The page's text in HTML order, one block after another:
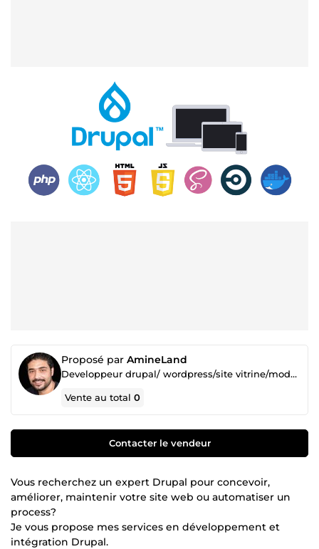
Proposé par AmineLand
Developpeur drupal/ wordpress/site vitrine/module personnalisé
Vente au total0
Contacter le vendeur
Vous recherchez un expert Drupal pour concevoir,
améliorer, maintenir votre site web ou automatiser un
process?
Je vous propose mes services en développement et
intégration Drupal.